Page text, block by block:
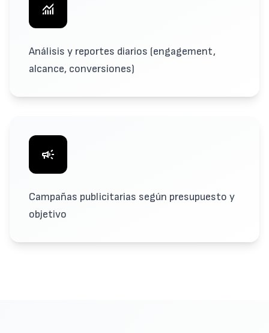
monitoring
Análisis y reportes diarios (engagement,
alcance, conversiones)
campaign
Campañas publicitarias según presupuesto y
objetivo